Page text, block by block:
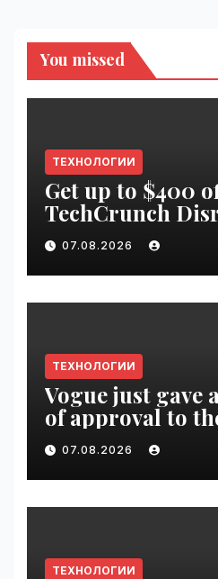
You missed
ТЕХНОЛОГИИ
Get up to $400
TechCrunch
pass until
VseTime.ru
07.08.2026
ТЕХНОЛОГИИ
Vogue just gave
of approval to
VseTime.ru
07.08.2026
ТЕХНОЛОГИИ